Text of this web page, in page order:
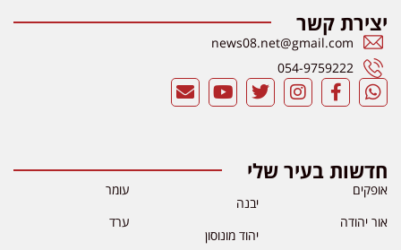
יצירת קשר
news08.net@gmail.com
054-9759222
חדשות בעיר שלי
אופקים
אור יהודה
יבנה
יהוד מונוסון
עומר
ערד